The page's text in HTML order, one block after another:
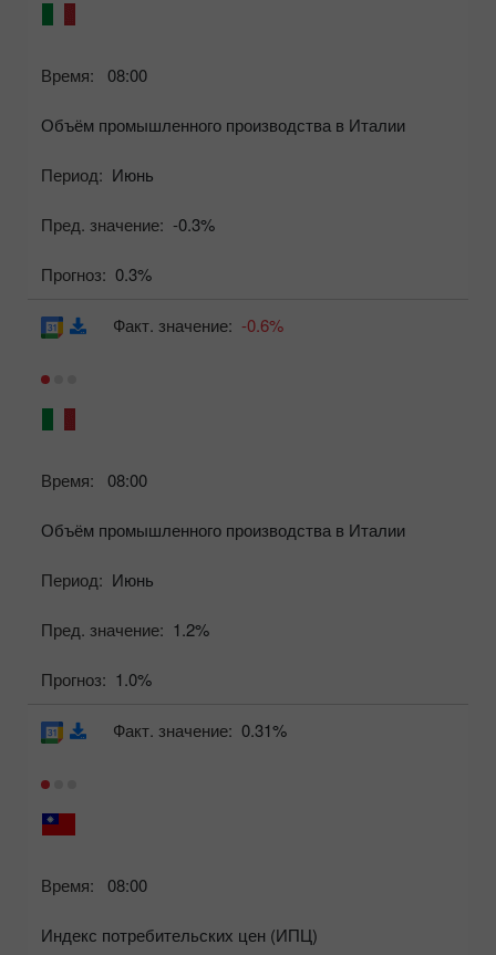
Время: 08:00
Объём промышленного производства в Италии
Период: Июнь
Пред. значение: -0.3%
Прогноз: 0.3%
Время: 08:00
Объём промышленного производства в Италии
Период: Июнь
Пред. значение: 1.2%
Прогноз: 1.0%
Факт. значение: -0.6%
Время: 08:00
Индекс потребительских цен (ИПЦ)
Факт. значение: 0.31%